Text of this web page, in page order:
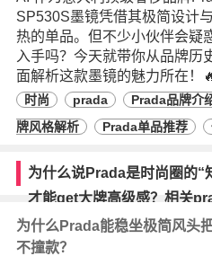
SP530S墨镜凭借其极简设计
热的单品。但不少小伙伴会疑
入手吗？今天就带你从品牌历
面解析这款墨镜的魅力所在！
时尚 prada Prada品牌介
牌风格解析
Prada单品推荐
为什么说Prada是时尚圈的“
才能get大牌高级感？相关
为什么Prada能稳坐极简风头
不撞款？